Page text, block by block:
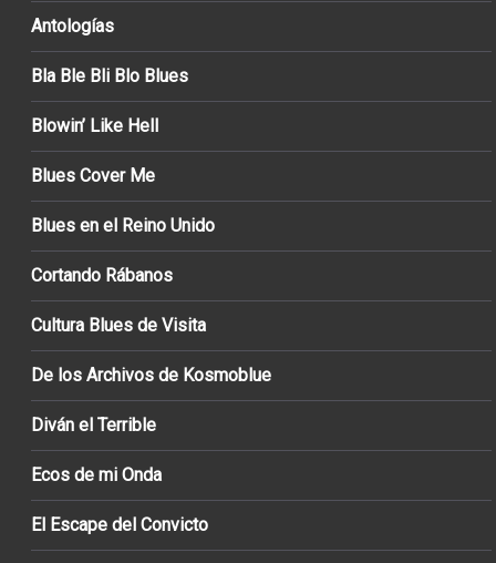
Antologías
Bla Ble Bli Blo Blues
Blowin’ Like Hell
Blues Cover Me
Blues en el Reino Unido
Cortando Rábanos
Cultura Blues de Visita
De los Archivos de Kosmoblue
Diván el Terrible
Ecos de mi Onda
El Escape del Convicto